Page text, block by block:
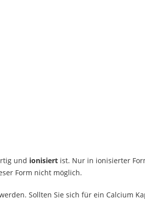
und ionisiert ist. Nur in ionisierter
Form nicht möglich.
Sollten Sie sich für ein Calcium